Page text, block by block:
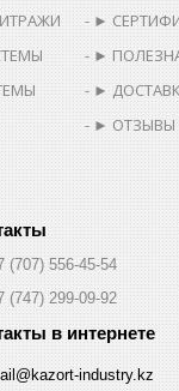
►
►
►
► ОТЗЫВЫ
(707) 556-45-54
(747) 299-09-92
industry.kz